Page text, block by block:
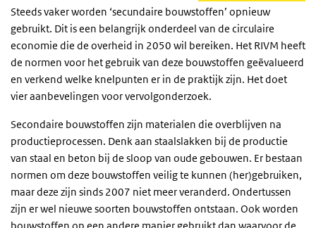
Steeds vaker worden ‘secundaire bouwstoffen’ opnieuw
gebruikt. Dit is een belangrijk onderdeel van de circulaire
economie die de overheid in 2050 wil bereiken. Het RIVM heeft
de normen voor het gebruik van deze bouwstoffen geëvalueerd
en verkend welke knelpunten er in de praktijk zijn. Het doet
vier aanbevelingen voor vervolgonderzoek.
Secondaire bouwstoffen zijn materialen die overblijven na
productieprocessen. Denk aan staalslakken bij de productie
van staal en beton bij de sloop van oude gebouwen. Er bestaan
normen om deze bouwstoffen veilig te kunnen (her)gebruiken,
maar deze zijn sinds 2007 niet meer veranderd. Ondertussen
zijn er wel nieuwe soorten bouwstoffen ontstaan. Ook worden